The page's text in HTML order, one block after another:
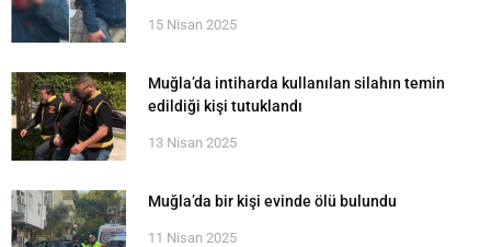
15 Nisan 2025
Muğla’da intiharda kullanılan silahın temin
edildiği kişi tutuklandı
13 Nisan 2025
Muğla’da bir kişi evinde ölü bulundu
11 Nisan 2025